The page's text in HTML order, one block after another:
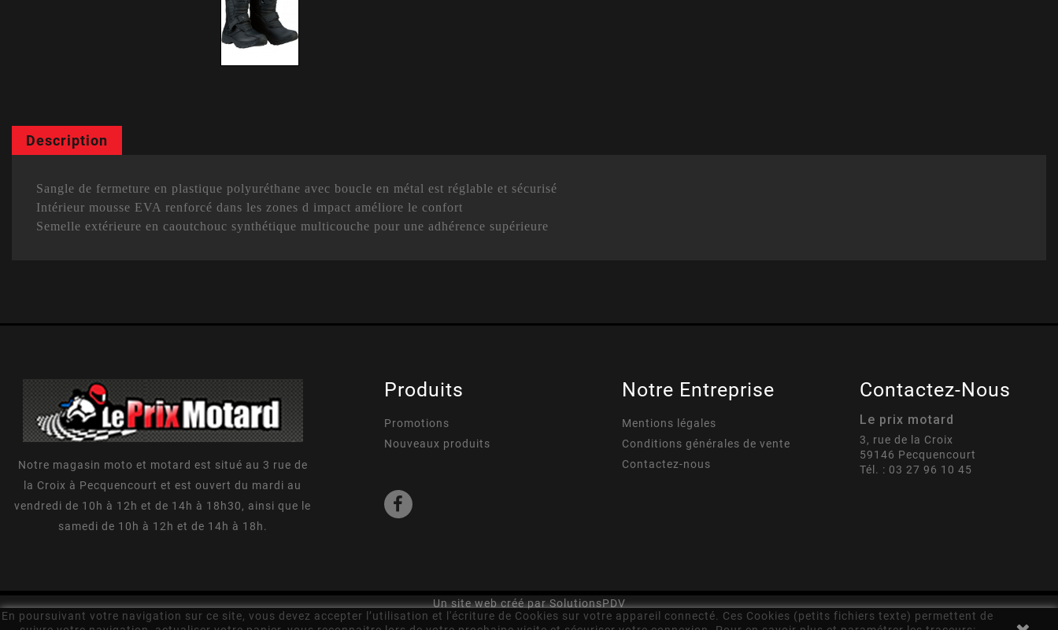
En poursuivant votre navigation sur ce site, vous devez accepter l’utilisation et l'écriture de Cookies sur votre appareil connecté. Ces Cookies (petits fichiers texte) permettent de
Description
Sangle de fermeture en plastique polyuréthane avec boucle en métal est réglable et sécurisé
Intérieur mousse EVA renforcé dans les zones d impact améliore le confort
Semelle extérieure en caoutchouc synthétique multicouche pour une adhérence supérieure
Notre magasin moto et motard est situé au 3 rue de
la Croix à Pecquencourt et est ouvert du mardi au
vendredi de 10h à 12h et de 14h à 18h30, ainsi que le
samedi de 10h à 12h et de 14h à 18h.
Produits
Promotions
Nouveaux produits
Notre Entreprise
Mentions légales
Conditions générales de vente
Contactez-nous
Contactez-Nous
Le prix motard
3, rue de la Croix
59146 Pecquencourt
Tél. : 03 27 96 10 45
Un site web créé par SolutionsPDV